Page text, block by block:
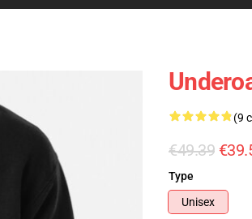
(9
€49.39
Type
Unisex